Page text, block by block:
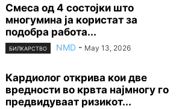
Смеса од 4 состојки што
многумина ја користат за
подобра работа...
БИЛКАРСТВО NMD - May 13, 2026
Кардиолог открива кои две
вредности во крвта најмногу го
предвидуваат ризикот...